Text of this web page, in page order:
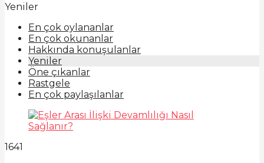
Yeniler
En çok oylananlar
En çok okunanlar
Hakkında konuşulanlar
Yeniler
Öne çıkanlar
Rastgele
En çok paylaşılanlar
1641